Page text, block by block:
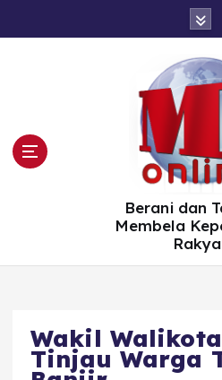
Berani dan
Membela
Wakil
Tinjau Warga